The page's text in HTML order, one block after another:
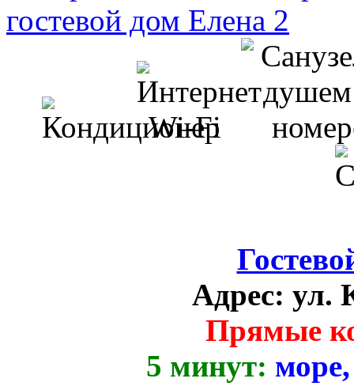
Адрес: ул.
Прямые
5 минут: